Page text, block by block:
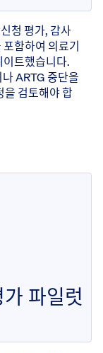
청 평가, 감사
함하여 의료기
이트했습니다.
ARTG 중단을
을 검토해야 합
파일럿